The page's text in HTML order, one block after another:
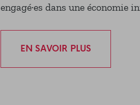
engagé·es dans une économie
EN SAVOIR PLUS